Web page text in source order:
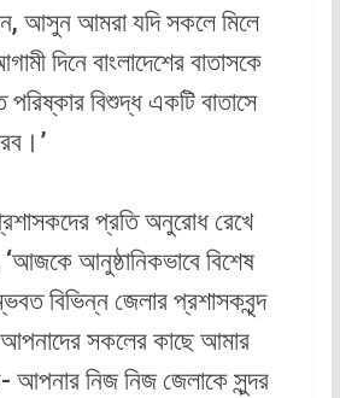
আসুন আমরা যদি সকলে মিলে
দিনে বাংলাদেশের বাতাসকে
বিশুদ্ধ একটি বাতাসে
প্রতি অনুরোধ রেখে
‘আজকে আনুষ্ঠানিকভাবে বিশেষ
বিভিন্ন জেলার প্রশাসকবৃন্দ
সকলের কাছে আমার
আপনার নিজ নিজ জেলাকে সুন্দর